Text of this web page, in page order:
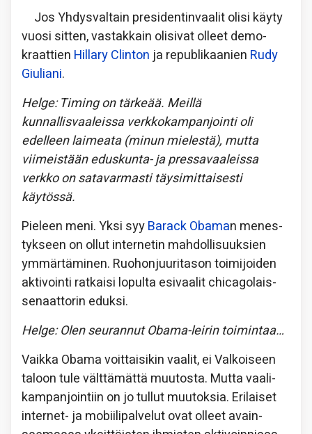
Jos Yhdysvaltain presidentin­vaalit olisi käyty
vuosi sitten, vastakkain olisivat olleet demo­
kraattien Hillary Clinton ja republi­kaanien Rudy
Giuliani.
Helge: Timing on tärkeää. Meillä
kunnallisvaaleissa verkkokampanjointi oli
edelleen laimeata (minun mielestä), mutta
viimeistään eduskunta- ja pressavaaleissa
verkko on satavarmasti täysimittaisesti
käytössä.
Pieleen meni. Yksi syyBarack Obaman menes­
tykseen on ollut internetin mahdolli­suuksien
ymmärtäminen. Ruohon­juuri­tason toimijoiden
aktivointi ratkaisi lopulta esivaalit chicagolais­
senaattorin eduksi.
Helge: Olen seurannut Obama-leirin toimintaa…
Vaikka Obama voittaisikin vaalit, ei Valkoiseen
taloon tule välttämättä muutosta. Mutta vaali­
kampan­jointiin on jo tullut muutoksia. Erilaiset
internet- ja mobiilipalvelut ovat olleet avain­